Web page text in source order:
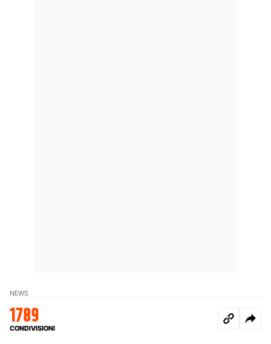
NEWS
1789
CONDIVISIONI